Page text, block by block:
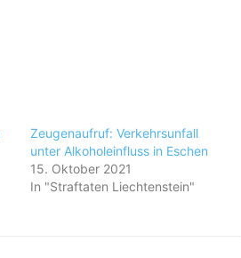
Zeugenaufruf: Verkehrsunfall
unter Alkoholeinfluss in Eschen
15. Oktober 2021
In "Straftaten Liechtenstein"